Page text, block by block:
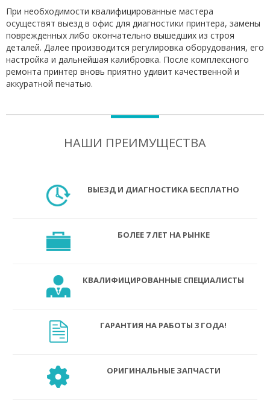
При необходимости квалифицированные мастера
осуществят выезд в офис для диагностики принтера, замены
поврежденных либо окончательно вышедших из строя
деталей. Далее производится регулировка оборудования, его
настройка и дальнейшая калибровка. После комплексного
ремонта принтер вновь приятно удивит качественной и
аккуратной печатью.
НАШИ ПРЕИМУЩЕСТВА
ВЫЕЗД И ДИАГНОСТИКА БЕСПЛАТНО
БОЛЕЕ 7 ЛЕТ НА РЫНКЕ
КВАЛИФИЦИРОВАННЫЕ СПЕЦИАЛИСТЫ
ГАРАНТИЯ НА РАБОТЫ 3 ГОДА!
ОРИГИНАЛЬНЫЕ ЗАПЧАСТИ